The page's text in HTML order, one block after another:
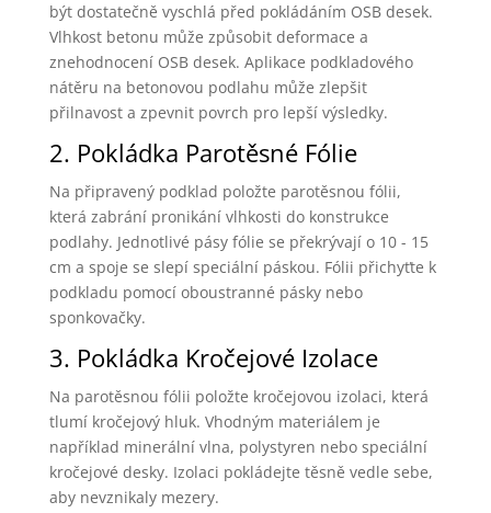
být dostatečně vyschlá před pokládáním OSB desek.
Vlhkost betonu může způsobit deformace a
znehodnocení OSB desek. Aplikace podkladového
nátěru na betonovou podlahu může zlepšit
přilnavost a zpevnit povrch pro lepší výsledky.
2. Pokládka Parotěsné Fólie
Na připravený podklad položte parotěsnou fólii,
která zabrání pronikání vlhkosti do konstrukce
podlahy. Jednotlivé pásy fólie se překrývají o 10 - 15
cm a spoje se slepí speciální páskou. Fólii přichyťte k
podkladu pomocí oboustranné pásky nebo
sponkovačky.
3. Pokládka Kročejové Izolace
Na parotěsnou fólii položte kročejovou izolaci, která
tlumí kročejový hluk. Vhodným materiálem je
například minerální vlna, polystyren nebo speciální
kročejové desky. Izolaci pokládejte těsně vedle sebe,
aby nevznikaly mezery.